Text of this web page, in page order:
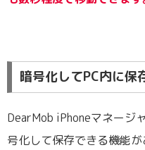
暗号化してPC内に保
DearMob iPhoneマネージ
号化して保存できる機能が